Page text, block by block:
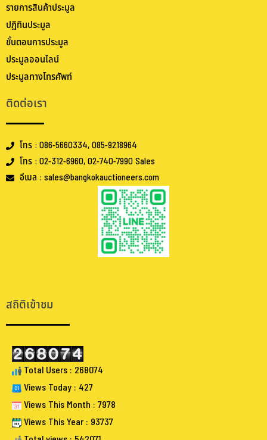
รายการสินค้าประมูล
ปฏิทินประมูล
ขั้นตอนการประมูล
ประมูลออนไลน์
ประมูลทางโทรศัพท์
ติดต่อเรา
โทร : 086-5660334, 085-9218964
โทร : 02-312-6960, 02-740-7990 Sales
อีเมล : sales@bangkokauctioneers.com
สถิติเข้าชม
Total Users : 268074
Views Today : 427
Views This Month : 7978
Views This Year : 93737